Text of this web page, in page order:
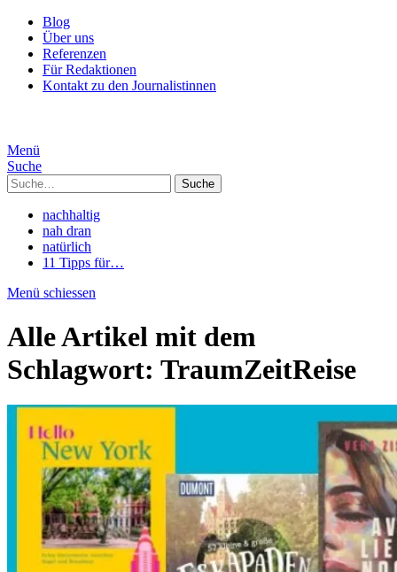
Blog
Über uns
Referenzen
Für Redaktionen
Kontakt zu den Journalistinnen
Menü
Suche
Suche
nachhaltig
nah dran
natürlich
11 Tipps für…
Menü schiessen
Alle Artikel mit dem
Schlagwort: TraumZeitReise